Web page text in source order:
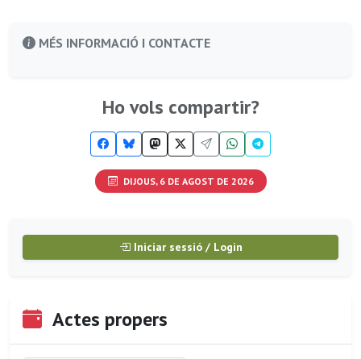
MÉS INFORMACIÓ I CONTACTE
Ho vols compartir?
DIJOUS, 6 DE AGOST DE 2026
Iniciar sessió / Login
Actes propers